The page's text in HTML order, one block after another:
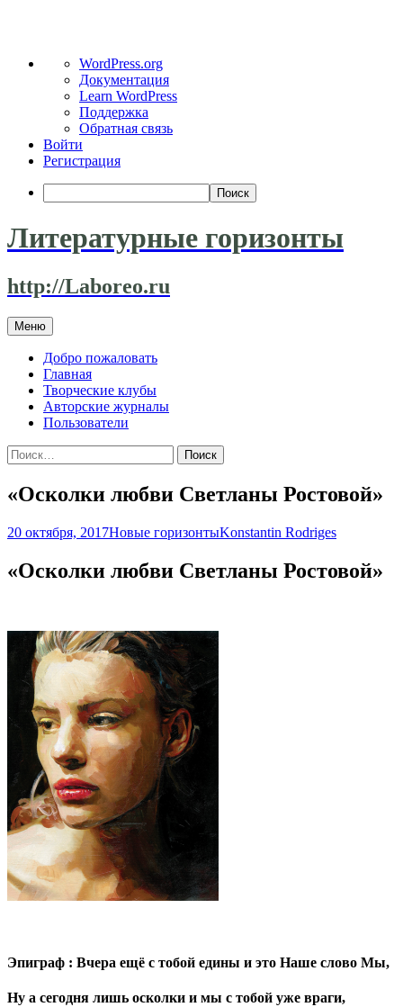
WordPress
WordPress.org
Документация
Learn WordPress
Поддержка
Обратная связь
Войти
Регистрация
Поиск
Литературные горизонты
http://Laboreo.ru
Меню Перейти
к
содержимому
Добро пожаловать
Главная
Творческие клубы
Авторские журналы
Пользователи
Найти:
«Осколки любви Светланы Ростовой»
20 октября, 2017Новые горизонтыKonstantin Rodriges
«Осколки любви Светланы Ростовой»
Эпиграф : Вчера ещё с тобой едины и это Наше слово Мы,
Ну а сегодня лишь осколки и мы с тобой уже враги,